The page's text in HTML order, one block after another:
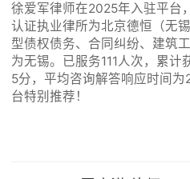
徐爱军律师在2025年入驻平台
认证执业律所为北京德恒（无
型债权债务、合同纠纷、建筑
为无锡。已服务111人次，累
5分，平均咨询解答响应时间
台特别推荐！